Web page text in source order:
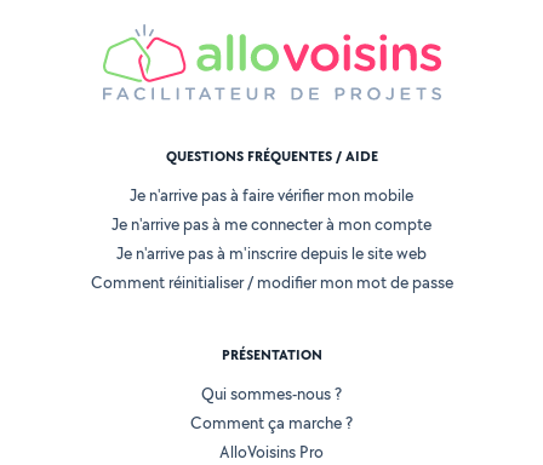
QUESTIONS FRÉQUENTES / AIDE
Je n'arrive pas à faire vérifier mon mobile
Je n'arrive pas à me connecter à mon compte
Je n'arrive pas à m'inscrire depuis le site web
Comment réinitialiser / modifier mon mot de passe
PRÉSENTATION
Qui sommes-nous ?
Comment ça marche ?
AlloVoisins Pro